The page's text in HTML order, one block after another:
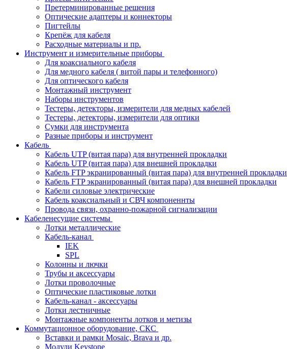
Претерминированные решения
Оптические адаптеры и коннекторы
Пигтейлы
Крепёж для кабеля
Расходные материалы и пр.
Инструмент и измерительные приборы
Для коаксиального кабеля
Для медного кабеля ( витой пары и телефонного)
Для оптического кабеля
Монтажный инструмент
Наборы инструментов
Тестеры, детекторы, измерители для медных кабелей
Тестеры, детекторы, измерители для оптики
Сумки для инструмента
Разные приборы и инструмент
Кабель
Кабель UTP (витая пара) для внутренней прокладки
Кабель UTP (витая пара) для внешней прокладки
Кабель FTP экранированный (витая пара) для внутренней прокладки
Кабель FTP экранированный (витая пара) для внешней прокладки
Кабели силовые электрические
Кабель коаксиальный и СВЧ компоненнты
Провода связи, охранно-пожарной сигнализации
Кабеленесущие системы
Лотки металлические
Кабель-канал
IEK
SPL
Колонны и лючки
Трубы и аксессуары
Лотки проволочные
Оптические пластиковые лотки
Кабель-канал - аксессуары
Лотки лестничные
Монтажные компоненты лотков и метизы
Коммутационное оборудование, СКС
Вставки и рамки Mosaic, Brava и др.
Модули Keystone